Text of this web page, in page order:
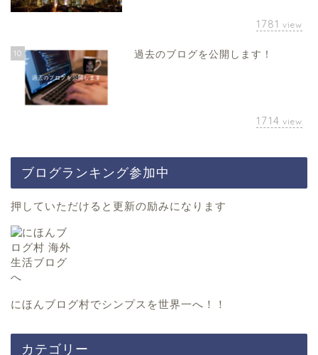
1781 view
10 過去のブログを公開します！
1714 view
ブログランキング参加中
押していただけると更新の励みになります
にほんブログ村でシンプスを世界一へ！！
カテゴリー